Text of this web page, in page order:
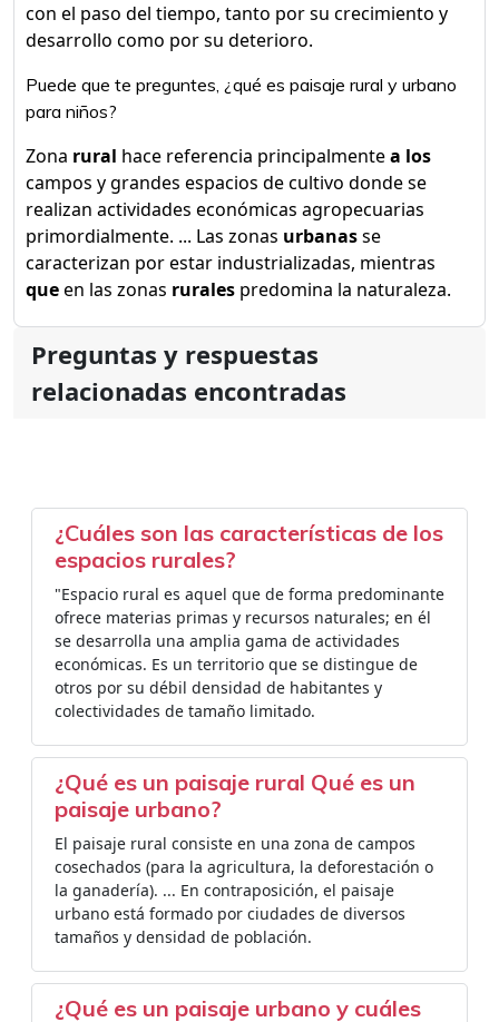
con el paso del tiempo, tanto por su crecimiento y
desarrollo como por su deterioro.
Puede que te preguntes, ¿qué es paisaje rural y urbano
para niños?
Zona rural hace referencia principalmentea los
campos y grandes espacios de cultivo donde se
realizan actividades económicas agropecuarias
primordialmente. ... Las zonas urbanasse
caracterizan por estar industrializadas, mientras
queen las zonas rurales predomina la naturaleza.
Preguntas y respuestas
relacionadas encontradas
¿Cuáles son las características de los
espacios rurales?
"Espacio rural es aquel que de forma predominante
ofrece materias primas y recursos naturales; en él
se desarrolla una amplia gama de actividades
económicas. Es un territorio que se distingue de
otros por su débil densidad de habitantes y
colectividades de tamaño limitado.
¿Qué es un paisaje rural Qué es un
paisaje urbano?
El paisaje rural consiste en una zona de campos
cosechados (para la agricultura, la deforestación o
la ganadería). ... En contraposición, el paisaje
urbano está formado por ciudades de diversos
tamaños y densidad de población.
¿Qué es un paisaje urbano y cuáles